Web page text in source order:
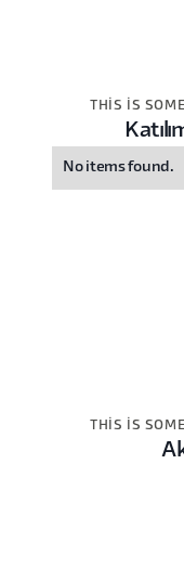
THIS IS
No items found.
THIS IS